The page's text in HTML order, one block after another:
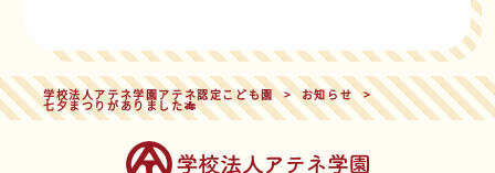
学校法人アテネ学園アテネ認定こども園 > お知らせ >
七夕まつりがありました🎋